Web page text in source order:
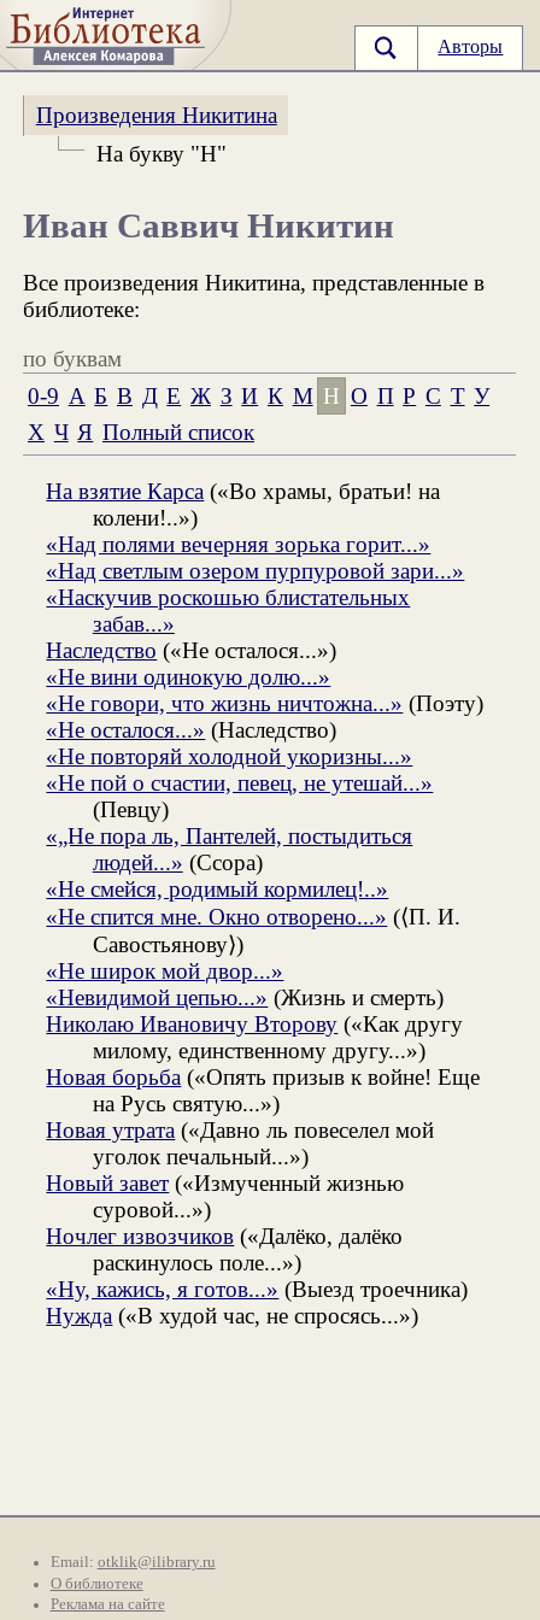
Авторы
Произведения Никитина
На букву "Н"
Иван Саввич Никитин
Все произведения Никитина, представленные в
библиотеке:
по буквам
0-9 А Б В Д Е Ж З И К М Н О П Р С Т У
Х Ч Я Полный список
На взятие Карса («Во храмы, братьи! на
колени!..»)
«Над полями вечерняя зорька горит...»
«Над светлым озером пурпуровой зари...»
«Наскучив роскошью блистательных
забав...»
Наследство («Не осталося...»)
«Не вини одинокую долю...»
«Не говори, что жизнь ничтожна...» (Поэту)
«Не осталося...» (Наследство)
«Не повторяй холодной укоризны...»
«Не пой о счастии, певец, не утешай...»
(Певцу)
«„Не пора ль, Пантелей, постыдиться
людей...» (Ссора)
«Не смейся, родимый кормилец!..»
«Не спится мне. Окно отворено...» (⟨П. И.
Савостьянову⟩)
«Не широк мой двор...»
«Невидимой цепью...» (Жизнь и смерть)
Николаю Ивановичу Второву («Как другу
милому, единственному другу...»)
Новая борьба («Опять призыв к войне! Еще
на Русь святую...»)
Новая утрата («Давно ль повеселел мой
уголок печальный...»)
Новый завет («Измученный жизнью
суровой...»)
Ночлег извозчиков («Далёко, далёко
раскинулось поле...»)
«Ну, кажись, я готов...» (Выезд троечника)
Нужда («В худой час, не спросясь...»)
Email: otklik@ilibrary.ru
О библиотеке
Реклама на сайте